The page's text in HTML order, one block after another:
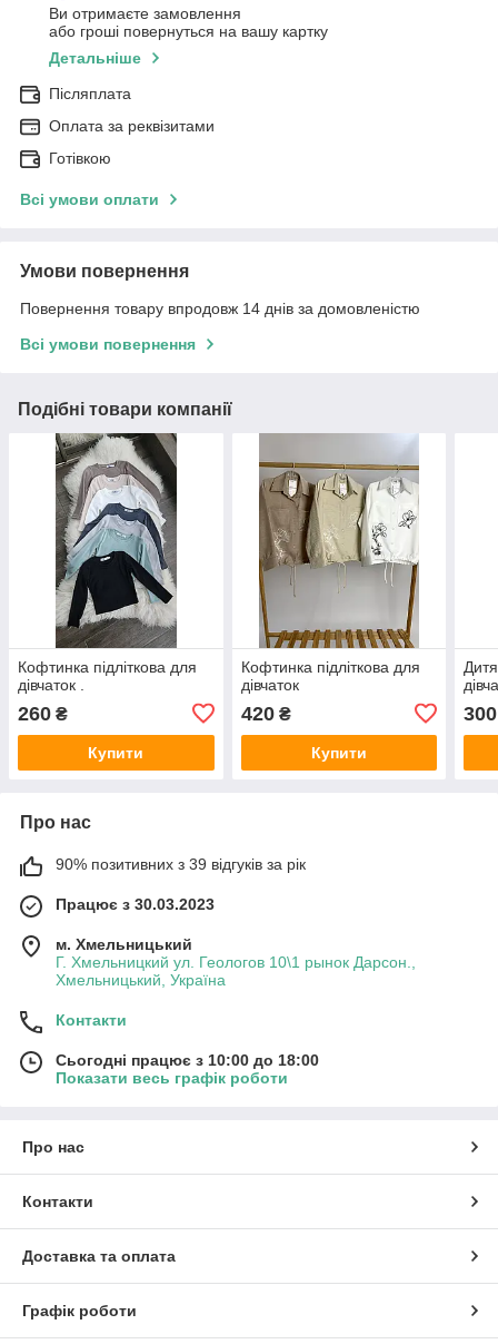
Ви отримаєте замовлення
або гроші повернуться на вашу картку
Детальніше
Післяплата
Оплата за реквізитами
Готівкою
Всі умови оплати
Умови повернення
Повернення товару впродовж 14 днів за домовленістю
Всі умови повернення
Подібні товари компанії
Кофтинка підліткова для
дівчаток .
260 ₴
Купити
Кофтинка підліткова для
дівчаток
420₴
Купити
300
Про нас
90% позитивних з 39 відгуків за рік
Працює з 30.03.2023
м. Хмельницький
Г. Хмельницкий ул. Геологов 10\1 рынок Дарсон.,
Хмельницький, Україна
Контакти
Сьогодні працює з 10:00 до 18:00
Показати весь графік роботи
Про нас
Контакти
Доставка та оплата
Графік роботи